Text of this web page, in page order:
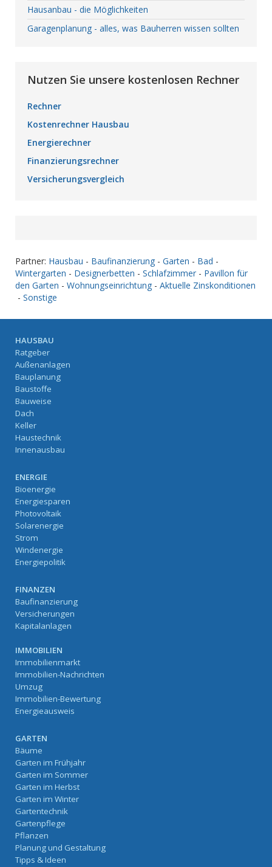
Hausanbau - die Möglichkeiten
Garagenplanung - alles, was Bauherren wissen sollten
Nutzen Sie unsere kostenlosen Rechner
Rechner
Kostenrechner Hausbau
Energierechner
Finanzierungsrechner
Versicherungsvergleich
Partner: Hausbau - Baufinanzierung - Garten - Bad -
Wintergarten - Designerbetten - Schlafzimmer - Pavillon für
den Garten - Wohnungseinrichtung - Aktuelle Zinskonditionen
- Sonstige
HAUSBAU
Ratgeber
Außenanlagen
Bauplanung
Baustoffe
Bauweise
Dach
Keller
Haustechnik
Innenausbau
ENERGIE
Bioenergie
Energiesparen
Photovoltaik
Solarenergie
Strom
Windenergie
Energiepolitik
FINANZEN
Baufinanzierung
Versicherungen
Kapitalanlagen
IMMOBILIEN
Immobilienmarkt
Immobilien-Nachrichten
Umzug
Immobilien-Bewertung
Energieausweis
GARTEN
Bäume
Garten im Frühjahr
Garten im Sommer
Garten im Herbst
Garten im Winter
Gartentechnik
Gartenpflege
Pflanzen
Planung und Gestaltung
Tipps & Ideen